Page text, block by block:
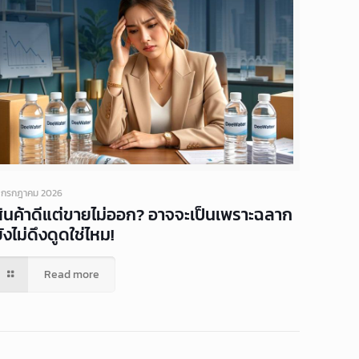
รกฎาคม 2026
ค้าดีแต่ขายไม่ออก? อาจจะเป็นเพราะฉลาก
ไม่ดึงดูดใช่ไหม!
Read more